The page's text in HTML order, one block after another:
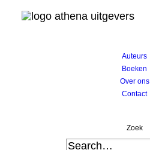
Auteurs
Boeken
Over ons
Contact
Zoek